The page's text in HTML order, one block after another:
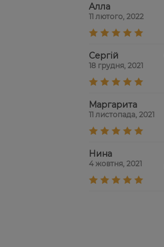
Aлла
11 лютого, 2022
Сергій
18 грудня, 2021
Маргарита
11 листопада, 2021
Нина
4 жовтня, 2021